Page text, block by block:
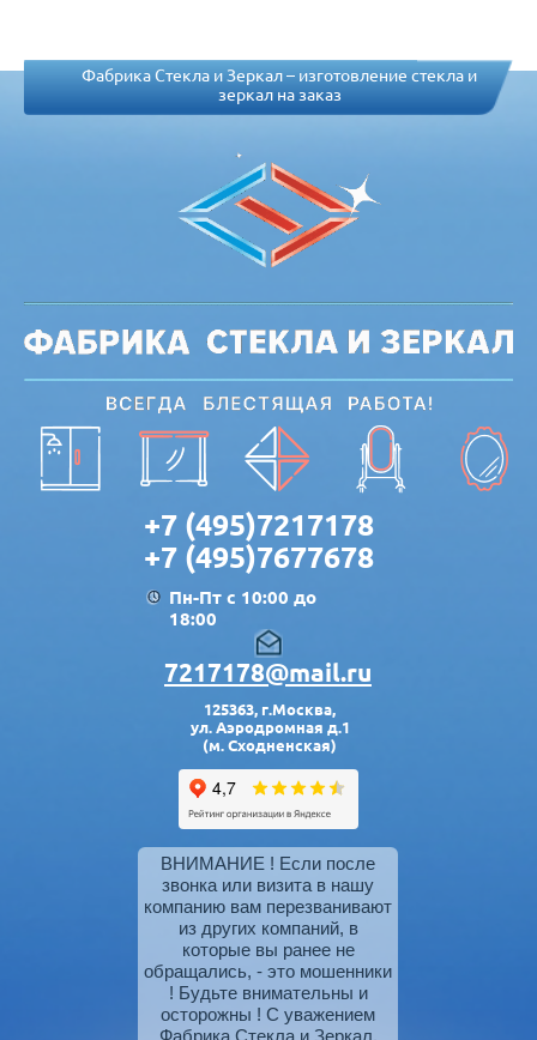
+7 (495)7217178
+7 (495)7677678
Пн-Пт с 10:00 до
18:00
Фабрика Стекла и Зеркал – изготовление стекла и
зеркал на заказ
7217178@mail.ru
125363, г.Москва,
ул. Аэродромная д.1
(м. Сходненская)
ВНИМАНИЕ ! Если после
звонка или визита в нашу
компанию вам перезванивают
из других компаний, в
которые вы ранее не
обращались, - это мошенники
! Будьте внимательны и
осторожны ! С уважением
Фабрика Стекла и Зеркал.